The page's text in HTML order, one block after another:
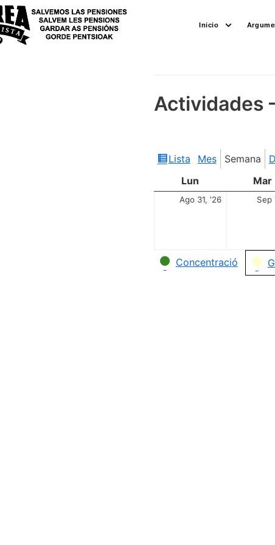
Saltar
al
contenido
Inicio
Actividades
Ver
como
Lista Mes Semana
Lun
Mar
Ago 31, '26 Sep
Categorías
Concentració